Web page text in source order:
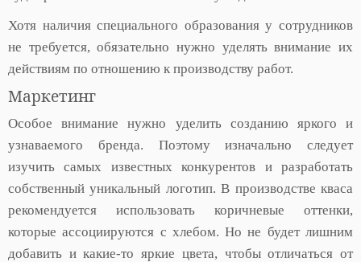
Хотя наличия специального образования у сотрудников
не требуется, обязательно нужно уделять внимание их
действиям по отношению к производству работ.
Маркетинг
Особое внимание нужно уделить созданию яркого и
узнаваемого бренда. Поэтому изначально следует
изучить самых известных конкурентов и разработать
собственный уникальный логотип. В производстве кваса
рекомендуется использовать коричневые оттенки,
которые ассоциируются с хлебом. Но не будет лишним
добавить и какие-то яркие цвета, чтобы отличаться от